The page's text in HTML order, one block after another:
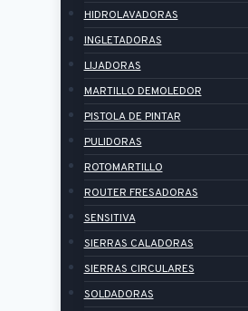
HIDROLAVADORAS
INGLETADORAS
LIJADORAS
MARTILLO DEMOLEDOR
PISTOLA DE PINTAR
PULIDORAS
ROTOMARTILLO
ROUTER FRESADORAS
SENSITIVA
SIERRAS CALADORAS
SIERRAS CIRCULARES
SOLDADORAS